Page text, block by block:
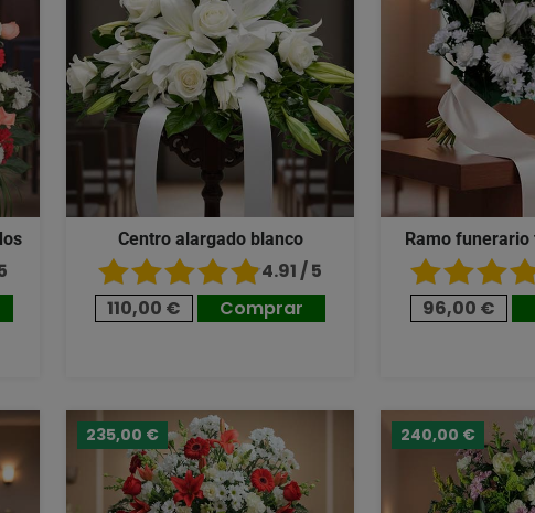
Centro alargado blanco
4.91 / 5
110,00 €
Comprar
Ramo funerario
96,00 €
235,00 € 240,00 €